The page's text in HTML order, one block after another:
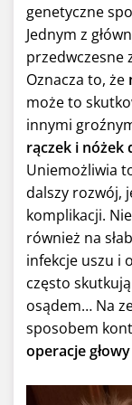
genetyczne
Jednym z
przedwczesne
Oznacza to, że
może to
innymi
rączek i nóżek
Uniemożliwia
dalszy rozwój,
komplikacji.
również na
infekcje uszu i
często
osądem… Na
sposobem
operacje